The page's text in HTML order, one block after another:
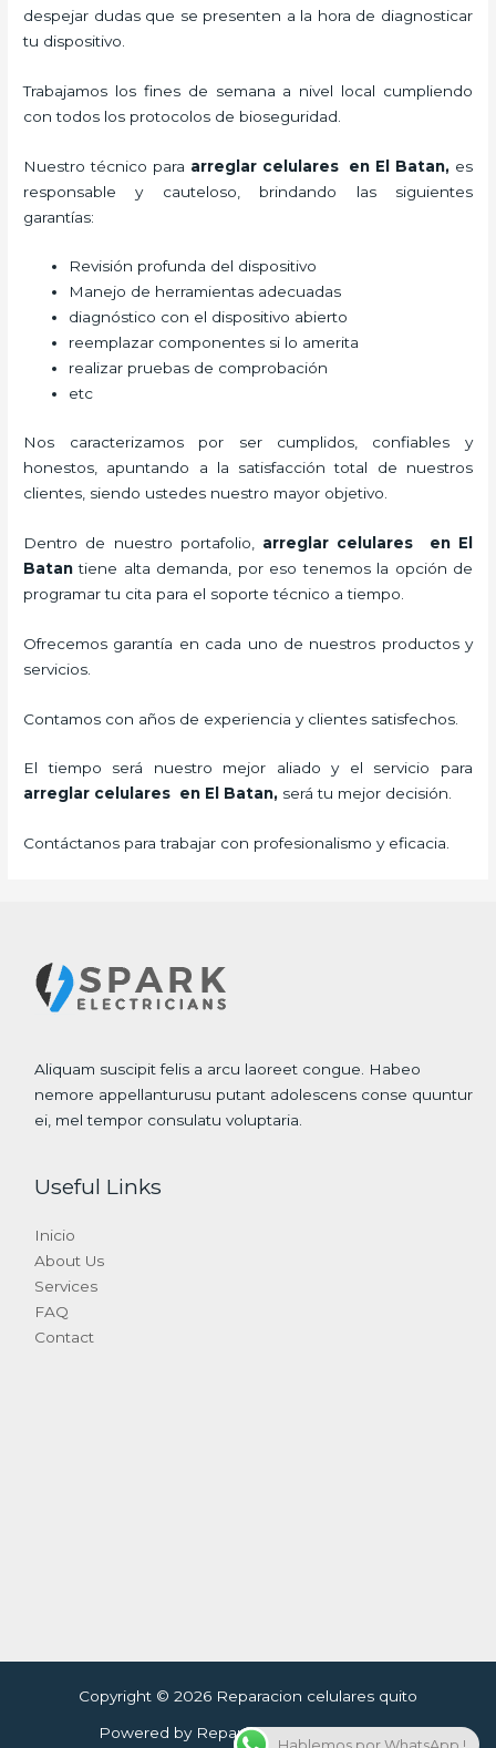
despejar dudas que se presenten a la hora de diagnosticar
tu dispositivo.
Trabajamos los fines de semana a nivel local cumpliendo
con todos los protocolos de bioseguridad.
Nuestro técnico para arreglar celulares en El Batan, es
responsable y cauteloso, brindando las siguientes
garantías:
Revisión profunda del dispositivo
Manejo de herramientas adecuadas
diagnóstico con el dispositivo abierto
reemplazar componentes si lo amerita
realizar pruebas de comprobación
etc
Nos caracterizamos por ser cumplidos, confiables y
honestos, apuntando a la satisfacción total de nuestros
clientes, siendo ustedes nuestro mayor objetivo.
Dentro de nuestro portafolio, arreglar celulares en El
Batan tiene alta demanda, por eso tenemos la opción de
programar tu cita para el soporte técnico a tiempo.
Ofrecemos garantía en cada uno de nuestros productos y
servicios.
Contamos con años de experiencia y clientes satisfechos.
El tiempo será nuestro mejor aliado y el servicio para
arreglar celulares en El Batan, será tu mejor decisión.
Contáctanos para trabajar con profesionalismo y eficacia.
Aliquam suscipit felis a arcu laoreet congue. Habeo
nemore appellanturusu putant adolescens conse quuntur
ei, mel tempor consulatu voluptaria.
Useful Links
Inicio
About Us
Services
FAQ
Contact
Copyright © 2026 Reparacion celulares quito
Powered by Reparacion celulares quito